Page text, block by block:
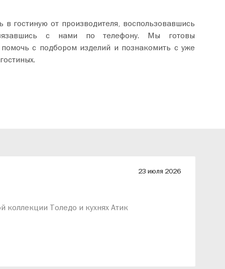
гостиную от производителя, воспользовавшись
с нами по телефону. Мы готовы
помочь с подбором изделий и познакомить с уже
23 июля 2026
коллекции Толедо и кухнях Атик